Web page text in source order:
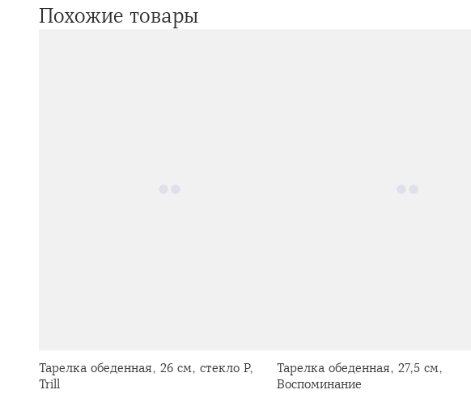
Похожие товары
Тарелка обеденная, 26 см, стекло Р,
Trill
Тарелка обеденная, 27,5 см,
Воспоминание